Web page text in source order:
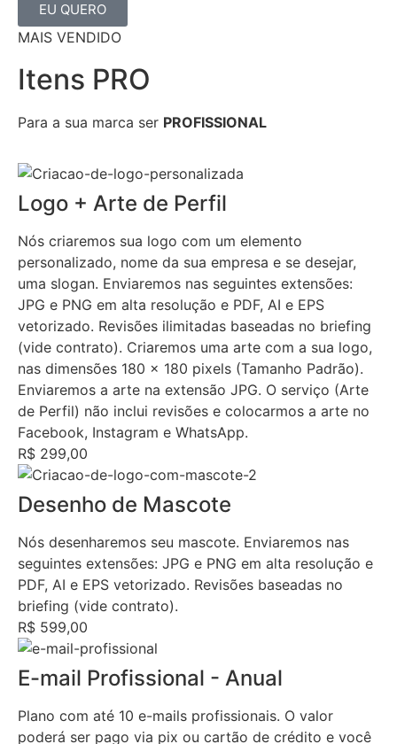
EU QUERO
MAIS VENDIDO
Itens PRO
Para a sua marca ser PROFISSIONAL
Logo + Arte de Perfil
Nós criaremos sua logo com um elemento
personalizado, nome da sua empresa e se desejar,
uma slogan. Enviaremos nas seguintes extensões:
JPG e PNG em alta resolução e PDF, AI e EPS
vetorizado. Revisões ilimitadas baseadas no briefing
(vide contrato). Criaremos uma arte com a sua logo,
nas dimensões 180 x 180 pixels (Tamanho Padrão).
Enviaremos a arte na extensão JPG. O serviço (Arte
de Perfil) não inclui revisões e colocarmos a arte no
Facebook, Instagram e WhatsApp.
R$ 299,00
Desenho de Mascote
Nós desenharemos seu mascote. Enviaremos nas
seguintes extensões: JPG e PNG em alta resolução e
PDF, AI e EPS vetorizado. Revisões baseadas no
briefing (vide contrato).
R$ 599,00
E-mail Profissional - Anual
Plano com até 10 e-mails profissionais. O valor
poderá ser pago via pix ou cartão de crédito e você